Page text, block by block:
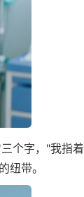
个字，"我指
纽带。